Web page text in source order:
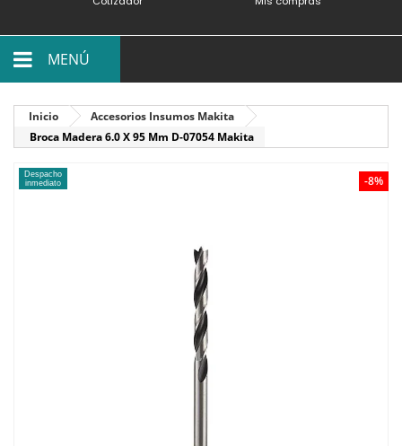
MENÚ
Inicio
Accesorios Insumos Makita
Broca Madera 6.0 X 95 Mm D-07054 Makita
-8%
Despacho
inmediato